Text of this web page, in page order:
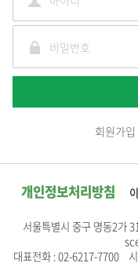
회원가입
개인정보처리방침
서울특별시 중구 명동2
대표전화 : 02-6217-7700